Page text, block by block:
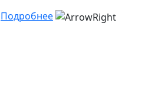
Подробнее